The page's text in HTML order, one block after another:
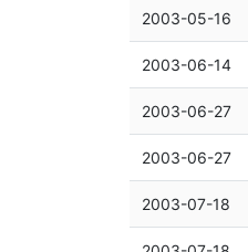
2003-05-16
2003-06-14
2003-06-27
2003-06-27
2003-07-18